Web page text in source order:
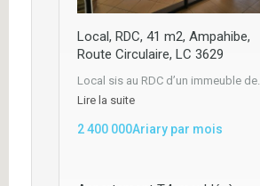
Local, RDC, 41 m2, Ampahibe,
Route Circulaire, LC 3629
Local sis au RDC d’un immeuble de…
Lire la suite
2 400 000Ariary par mois